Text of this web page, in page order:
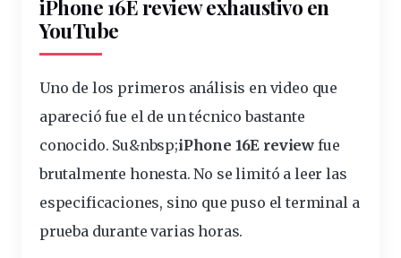
iPhone 16Ereviewexhaustivo en
YouTube
Uno de los primeros análisis en video que
apareció fue el de un técnico bastante
conocido. Su&nbsp;iPhone 16E review fue
brutalmente honesta. No se limitó a leer las
especificaciones, sino que puso elterminal a
prueba durante varias horas.